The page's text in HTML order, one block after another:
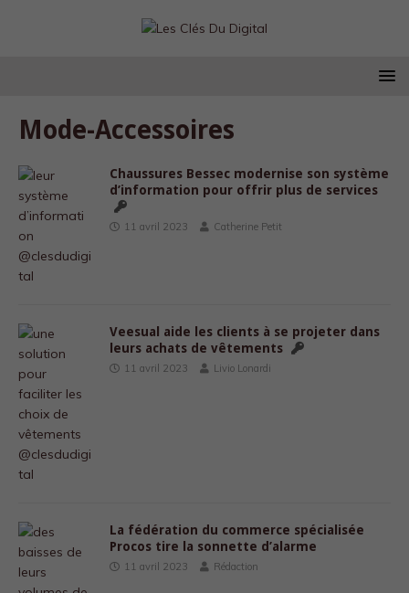
Mode-Accessoires
Chaussures Bessec modernise son système
d’information pour offrir plus de services
11 avril 2023 Catherine Petit
Veesual aide les clients à se projeter dans
leurs achats de vêtements
11 avril 2023 Livio Lonardi
La fédération du commerce spécialisée
Procos tire la sonnette d’alarme
11 avril 2023 Rédaction